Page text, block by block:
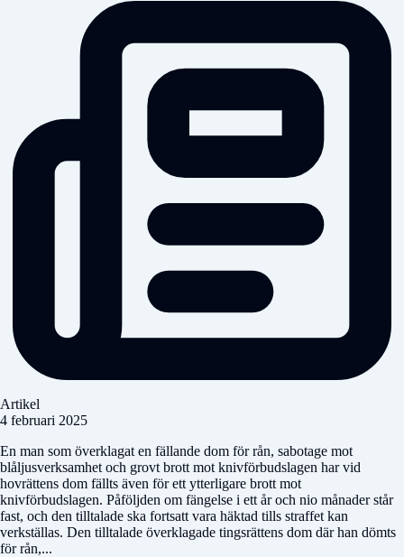
Artikel
4 februari 2025
En man som överklagat en fällande dom för rån, sabotage mot
blåljusverksamhet och grovt brott mot knivförbudslagen har vid
hovrättens dom fällts även för ett ytterligare brott mot
knivförbudslagen. Påföljden om fängelse i ett år och nio månader står
fast, och den tilltalade ska fortsatt vara häktad tills straffet kan
verkställas. Den tilltalade överklagade tingsrättens dom där han dömts
för rån,...